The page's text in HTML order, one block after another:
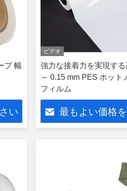
プ 幅
い
ビデオ
強力な接着力を実現す
～ 0.15 mm PES ホット
フィルム
最もよい価格